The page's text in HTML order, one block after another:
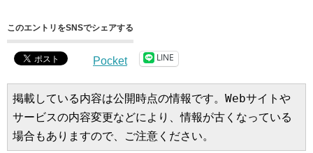
このエントリをSNSでシェアする
Pocket LINE
掲載している内容は公開時点の情報です。Webサイトや
サービスの内容変更などにより、情報が古くなっている
場合もありますので、ご注意ください。